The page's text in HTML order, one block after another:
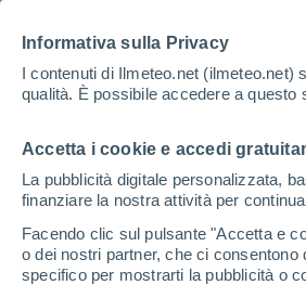
Informativa sulla Privacy
I contenuti di Ilmeteo.net (ilmeteo.net)
qualità. È possibile accedere a questo
Accetta i cookie e accedi
La pubblicità digitale personalizzata,
finanziare la nostra attività per
Facendo clic sul pulsante "Accetta e
o dei nostri partner, che ci
specifico per mostrarti la pubblicità o